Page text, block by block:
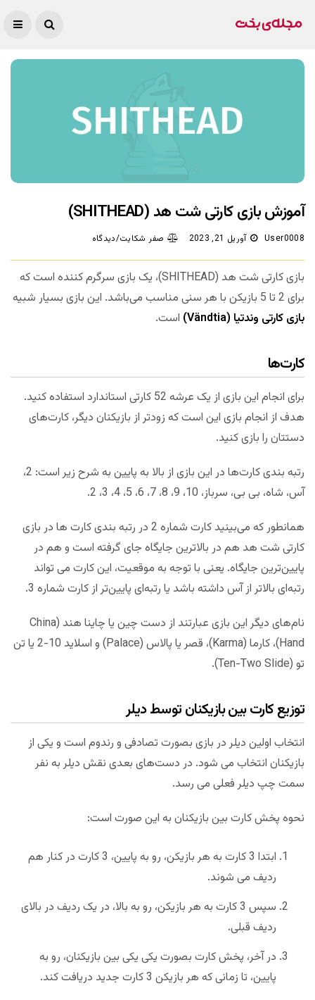
آموزش بازی کارتی شت هد (SHITHEAD)
User0008 آوریل 21, 2023 صفر شکایت/دیدگاه
بازی کارتی شت هد (SHITHEAD)، یک بازی سرگرم کننده است که
برای 2 تا 5 بازیکن با هر سنی مناسب می‌باشد. این بازی بسیار شبیه
بازی کارتی وندتیا (Vändtia)
است.
کارت‌ها
برای انجام این بازی از یک عرشه 52 کارتی استاندارد استفاده کنید.
هدف از انجام بازی این است که زودتر از بازیکنان دیگر، کارت‌های
دستتان را بازی کنید.
رتبه بندی کارت‌ها در این بازی از بالا به پایین به شرح زیر است: 2،
آس، شاه، بی بی، سرباز، 10، 9، 8، 7، 6، 5، 4، 3، 2.
همانطور که می‌بینید کارت شماره 2 در رتبه بندی کارت ها در بازی
کارتی شت هد هم در بالاترین جایگاه جای گرفته است و هم در
پایین‌ترین جایگاه. یعنی با توجه به موقعیت، این کارت می تواند
رتبه‌ای بالاتر از آس داشته باشد یا رتبه‌ای پایین‌تر از کارت شماره 3.
نام‌های دیگر این بازی عبارتند از دست چین یا چاینا هند (China
Hand)، کارما (Karma)، قصر یا پالاس (Palace) و اسلاید 10-2 یا تن
تو (Ten-Two Slide).
توزیع کارت بین بازیکنان توسط دیلر
انتخاب اولین دیلر در بازی بصورت تصادفی و رندوم است و یکی از
بازیکنان انتخاب می شود. در دست‌های بعدی نقش دیلر به نفر
سمت چپ دیلر فعلی می رسد.
نحوه پخش کارت بین بازیکنان به این صورت است:
ابتدا 3 کارت به هر بازیکن، رو به پایین، 3 کارت در کنار هم
ردیف می شوند.
سپس 3 کارت به هر بازیکن، رو به بالا، در یک ردیف در بالای
ردیف قبلی.
در آخر، پخش کارت بصورت یکی یکی بین بازیکنان، رو به
پایین، تا زمانی که هر بازیکن 3 کارت جدید دریافت کند.